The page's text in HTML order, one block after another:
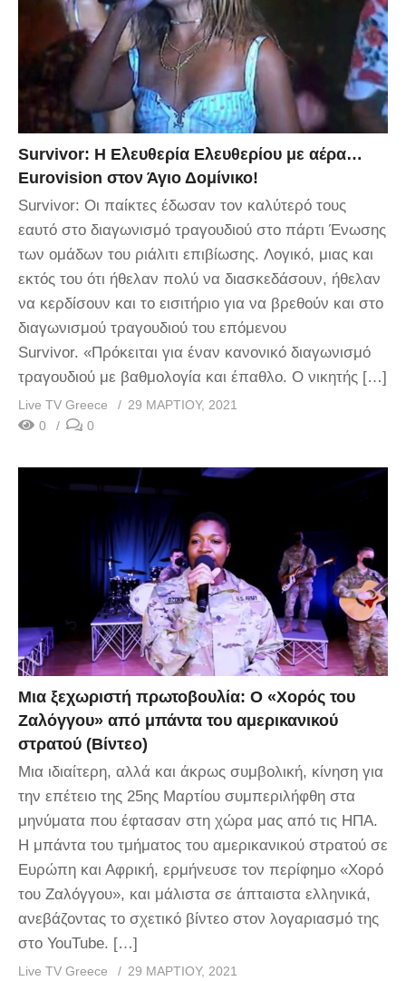
Survivor: Η Ελευθερία Ελευθερίου με αέρα…
Eurovision στον Άγιο Δομίνικο!
Survivor: Οι παίκτες έδωσαν τον καλύτερό τους
εαυτό στο διαγωνισμό τραγουδιού στο πάρτι Ένωσης
των ομάδων του ριάλιτι επιβίωσης. Λογικό, μιας και
εκτός του ότι ήθελαν πολύ να διασκεδάσουν, ήθελαν
να κερδίσουν και το εισιτήριο για να βρεθούν και στο
διαγωνισμού τραγουδιού του επόμενου
Survivor. «Πρόκειται για έναν κανονικό διαγωνισμό
τραγουδιού με βαθμολογία και έπαθλο. Ο νικητής […]
Live TV Greece
29 ΜΑΡΤΊΟΥ, 2021
0
0
Μια ξεχωριστή πρωτοβουλία: Ο «Χορός του
Ζαλόγγου» από μπάντα του αμερικανικού
στρατού (Βίντεο)
Μια ιδιαίτερη, αλλά και άκρως συμβολική, κίνηση για
την επέτειο της 25ης Μαρτίου συμπεριλήφθη στα
μηνύματα που έφτασαν στη χώρα μας από τις ΗΠΑ.
Η μπάντα του τμήματος του αμερικανικού στρατού σε
Ευρώπη και Αφρική, ερμήνευσε τον περίφημο «Χορό
του Ζαλόγγου», και μάλιστα σε άπταιστα ελληνικά,
ανεβάζοντας το σχετικό βίντεο στον λογαριασμό της
στο YouTube. […]
Live TV Greece
29 ΜΑΡΤΊΟΥ, 2021